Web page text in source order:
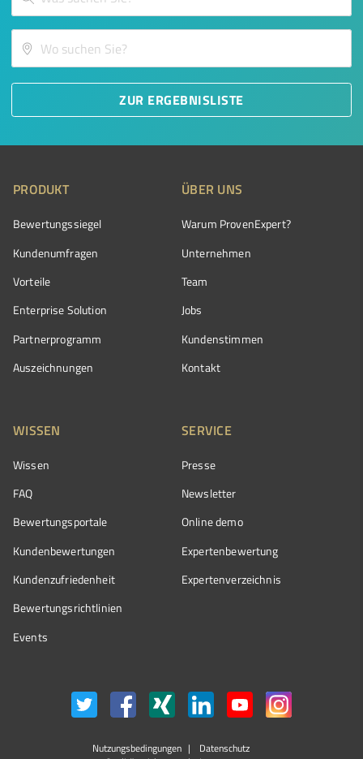
ZUR ERGEBNISLISTE
PRODUKT
Bewertungssiegel
Kundenumfragen
Vorteile
Enterprise Solution
Partnerprogramm
Auszeichnungen
ÜBER UNS
Warum ProvenExpert?
Unternehmen
Team
Jobs
Kundenstimmen
Kontakt
WISSEN
Wissen
FAQ
Bewertungsportale
Kundenbewertungen
Kundenzufriedenheit
Bewertungs­richtlinien
Events
SERVICE
Presse
Newsletter
Online demo
Expertenbewertung
Expertenverzeichnis
Nutzungsbedingungen
Datenschutz